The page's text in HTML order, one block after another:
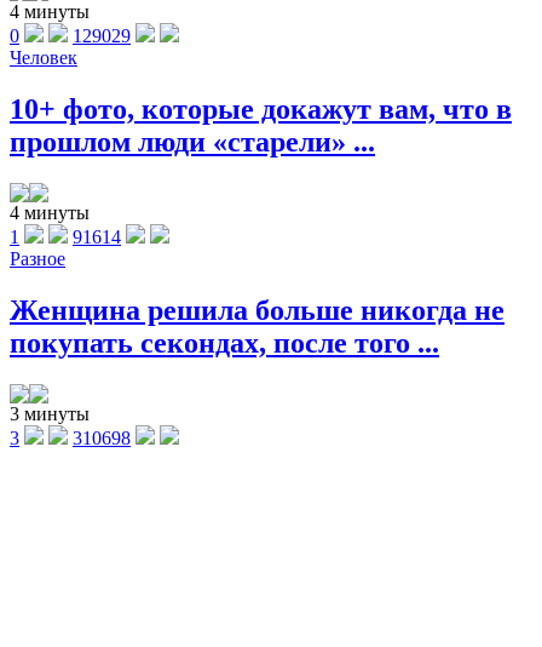
4 минуты
0
129029
Человек
10+ фото, которые докажут вам, что в
прошлом люди «старели» ...
4 минуты
1
91614
Разное
Женщина решила больше никогда не
покупать секондах, после того ...
3 минуты
3
310698